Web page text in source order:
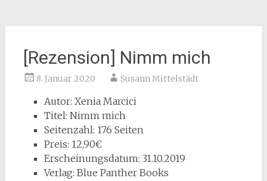
[Rezension] Nimm mich
8. Januar 2020 Susann Mittelstädt
Autor: Xenia Marcici
Titel: Nimm mich
Seitenzahl: 176 Seiten
Preis: 12,90€
Erscheinungsdatum: 31.10.2019
Verlag: Blue Panther Books